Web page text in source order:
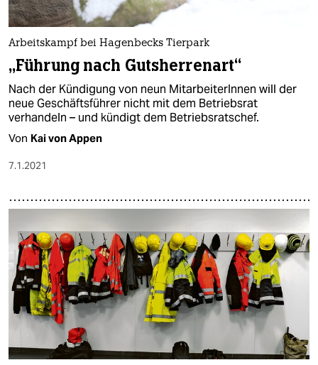
Arbeitskampf bei Hagenbecks Tierpark
„Führung nach Gutsherrenart“
Nach der Kündigung von neun MitarbeiterInnen will der
neue Geschäftsführer nicht mit dem Betriebsrat
verhandeln – und kündigt dem Betriebsratschef.
Von Kai von Appen
7.1.2021